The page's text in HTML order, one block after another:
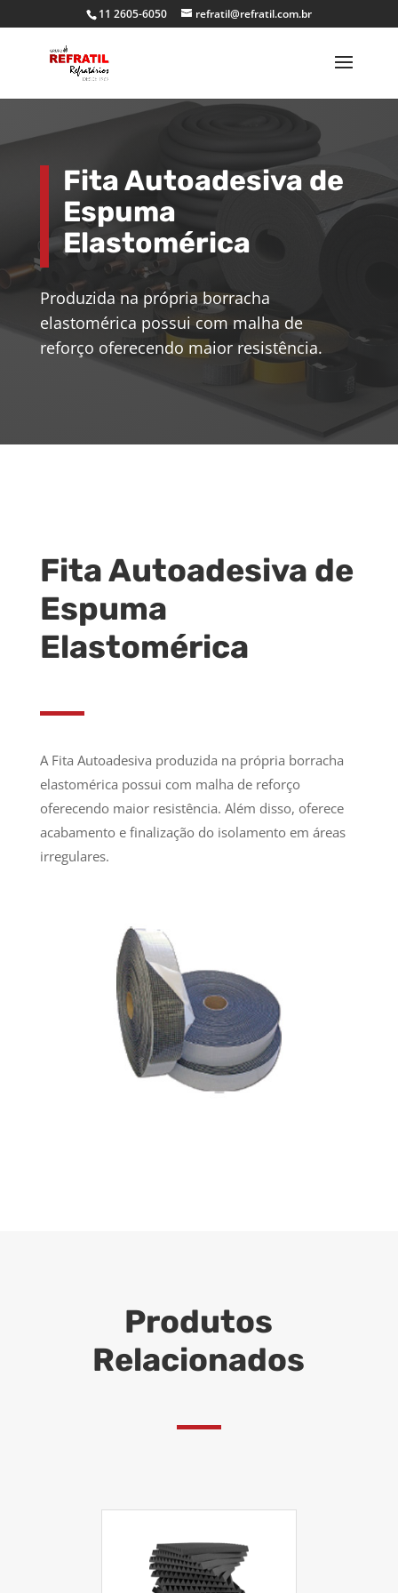
11 2605-6050 refratil@refratil.com.br
Fita Autoadesiva de
Espuma
Elastomérica
Produzida na própria borracha
elastomérica possui com malha de
reforço oferecendo maior resistência.
Fita Autoadesiva de
Espuma
Elastomérica
A Fita Autoadesiva produzida na própria borracha
elastomérica possui com malha de reforço
oferecendo maior resistência. Além disso, oferece
acabamento e finalização do isolamento em áreas
irregulares.
Produtos
Relacionados